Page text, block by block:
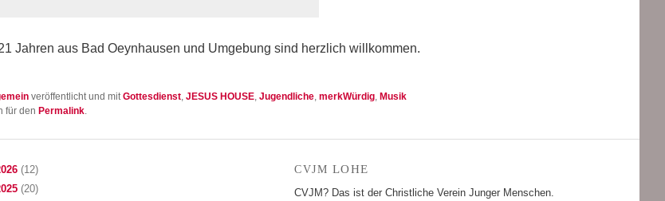
Jah­ren aus Bad Oeyn­hau­sen und Umge­bung sind herz­lich will­kom­men.
veröffentlicht und mitGottesdienst,JESUS HOUSE,Jugendliche,merkWürdig, Musik
für den Permalink.
(12)
(20)
CVJM LOHE
CVJM? Das ist der Christ­li­che Ver­ein Jun­ger Men­schen.